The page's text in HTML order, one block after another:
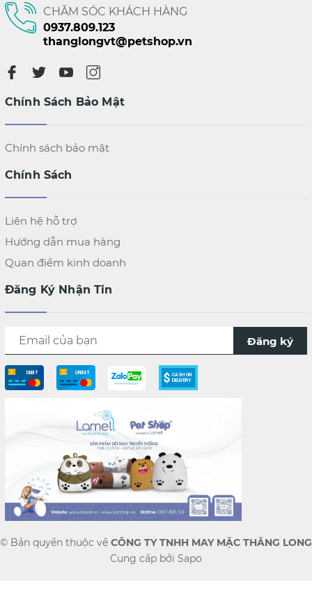
CHĂM SÓC KHÁCH HÀNG
0937.809.123
thanglongvt@petshop.vn
Chính Sách Bảo Mật
Chính sách bảo mật
Chính Sách
Liên hệ hỗ trợ
Hướng dẫn mua hàng
Quan điểm kinh doanh
Đăng Ký Nhận Tin
Đăng ký
© Bản quyền thuộc về CÔNG TY TNHH MAY MẶC THĂNG LONG
Cung cấp bởi Sapo